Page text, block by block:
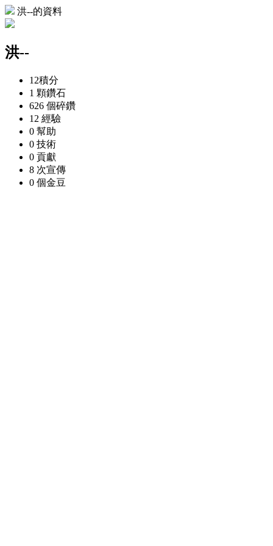
洪--的資料
洪--
12積分
1 顆鑽石
626 個碎鑽
12 經驗
0 幫助
0 技術
0 貢獻
8 次宣傳
0 個金豆